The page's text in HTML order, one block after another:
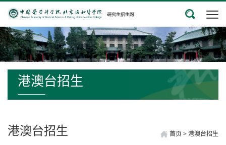
港澳台招生
港澳台招生 首页 > 港澳台招生